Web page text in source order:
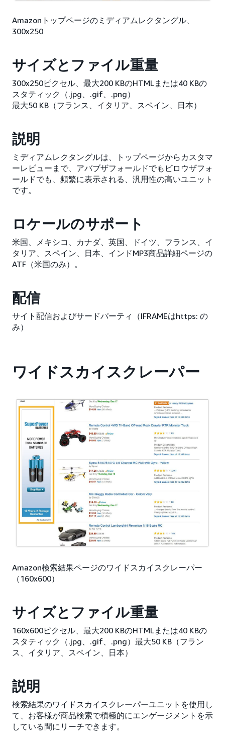
Amazonトップページのミディアムレクタングル、
300x250
サイズとファイル重量
300x250ピクセル、最大200 KBのHTMLまたは40 KBの
スタティック（.jpg、.gif、.png）
最大50 KB（フランス、イタリア、スペイン、日本）
説明
ミディアムレクタングルは、トップページからカスタマ
ーレビューまで、アバブザフォールドでもビロウザフォ
ールドでも、頻繁に表示される、汎用性の高いユニット
です。
ロケールのサポート
米国、メキシコ、カナダ、英国、ドイツ、フランス、イ
タリア、スペイン、日本、インドMP3商品詳細ページの
ATF（米国のみ）。
配信
サイト配信およびサードパーティ（IFRAMEはhttps: の
み）
ワイドスカイスクレーパー
Amazon検索結果ページのワイドスカイスクレーパー
（160x600）
サイズとファイル重量
160x600ピクセル、最大200 KBのHTMLまたは40 KBの
スタティック（.jpg、.gif、.png）最大50 KB（フラン
ス、イタリア、スペイン、日本）
説明
検索結果のワイドスカイスクレーパーユニットを使用し
て、お客様が商品検索で積極的にエンゲージメントを示
している間にリーチできます。